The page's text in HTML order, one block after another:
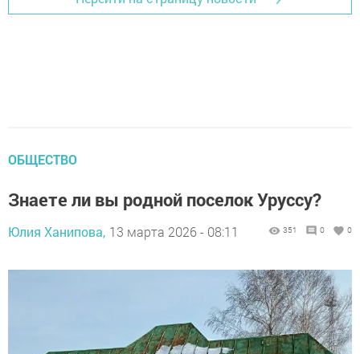
ОБЩЕСТВО
Знаете ли вы родной поселок Уруссу?
Юлия Ханипова, 13 марта 2026 - 08:11 351 0 0